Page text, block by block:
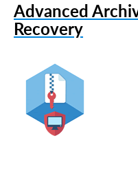
Advanced
Recovery